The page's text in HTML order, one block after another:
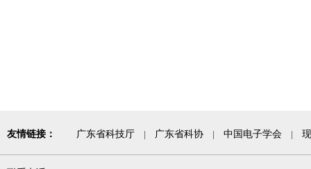
友情链接： 广东省科技厅 广东省科协 中国电子学会